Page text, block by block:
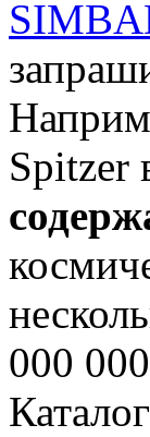
Spitzer
000
Каталог